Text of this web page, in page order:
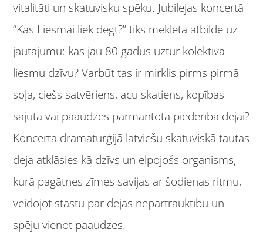
vitalitāti un skatuvisku spēku. Jubilejas koncertā
“Kas Liesmai liek degt?” tiks meklēta atbilde uz
jautājumu: kas jau 80 gadus uztur kolektīva
liesmu dzīvu? Varbūt tas ir mirklis pirms pirmā
soļa, ciešs satvēriens, acu skatiens, kopības
sajūta vai paaudzēs pārmantota piederība dejai?
Koncerta dramaturģijā latviešu skatuviskā tautas
deja atklāsies kā dzīvs un elpojošs organisms,
kurā pagātnes zīmes savijas ar šodienas ritmu,
veidojot stāstu par dejas nepārtrauktību un
spēju vienot paaudzes.